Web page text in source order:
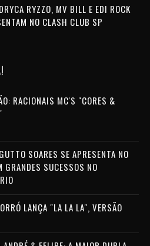
RYZZO, MV BILL E EDI ROCK
NO CLASH CLUB SP
RACIONAIS MC'S "CORES &
SOARES SE APRESENTA NO
GRANDES SUCESSOS NO
LANÇA "LA LA LA", VERSÃO